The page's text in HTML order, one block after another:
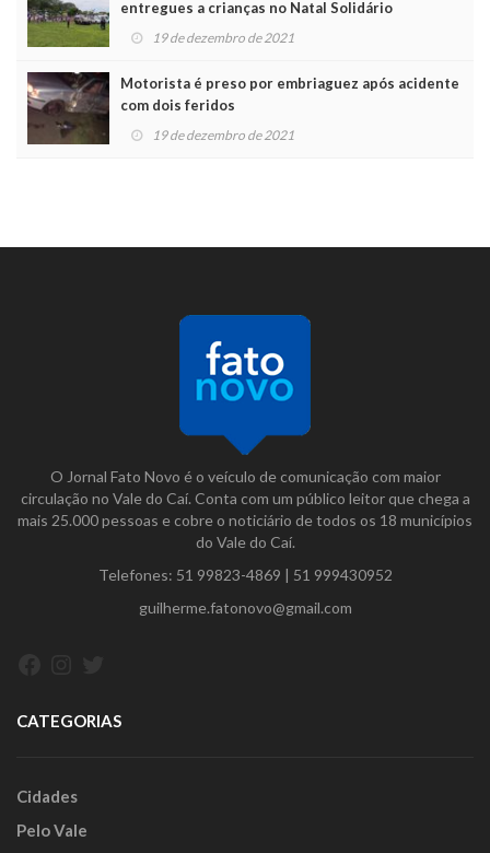
entregues a crianças no Natal Solidário
19 de dezembro de 2021
Motorista é preso por embriaguez após acidente
com dois feridos
19 de dezembro de 2021
O Jornal Fato Novo é o veículo de comunicação com maior
circulação no Vale do Caí. Conta com um público leitor que chega a
mais 25.000 pessoas e cobre o noticiário de todos os 18 municípios
do Vale do Caí.
Telefones: 51 99823-4869 | 51 999430952
guilherme.fatonovo@gmail.com
CATEGORIAS
Cidades
Pelo Vale